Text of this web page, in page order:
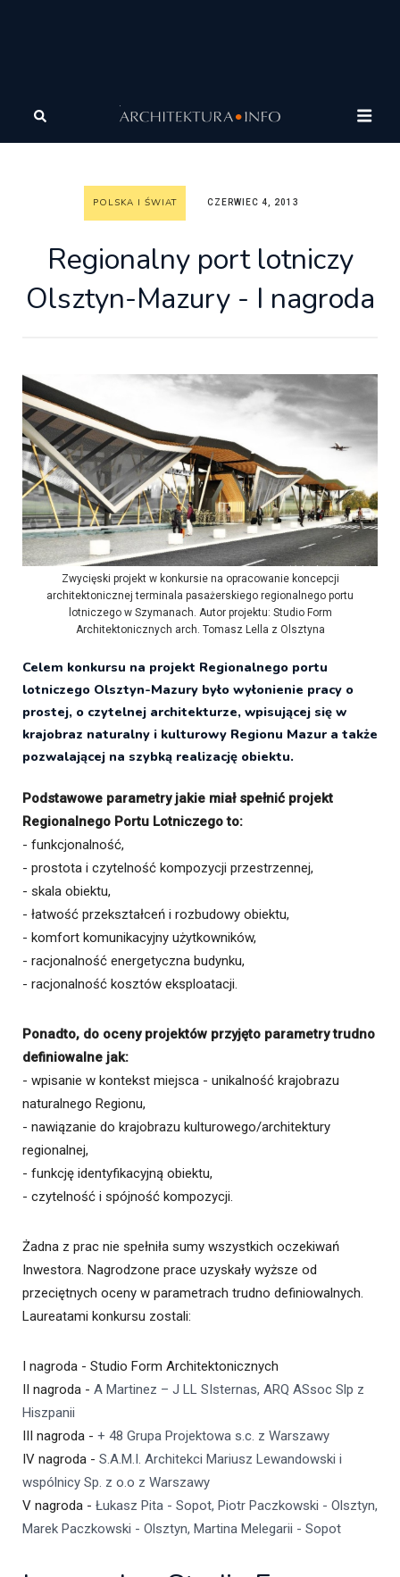
Architektura
Regionalny port lotniczy Olsztyn-Mazury - I nagroda
POLSKA I ŚWIAT CZERWIEC 4, 2013
Regionalny port lotniczy
Olsztyn-Mazury - I nagroda
Zwycięski projekt w konkursie na opracowanie koncepcji
architektonicznej terminala pasażerskiego regionalnego portu
lotniczego w Szymanach. Autor projektu: Studio Form
Architektonicznych arch. Tomasz Lella z Olsztyna
Celem konkursu na projekt Regionalnego portu
lotniczego Olsztyn-Mazury było wyłonienie pracy o
prostej, o czytelnej architekturze, wpisującej się w
krajobraz naturalny i kulturowy Regionu Mazur a także
pozwalającej na szybką realizację obiektu.
Podstawowe parametry jakie miał spełnić projekt
Regionalnego Portu Lotniczego to:
- funkcjonalność,
- prostota i czytelność kompozycji przestrzennej,
- skala obiektu,
- łatwość przekształceń i rozbudowy obiektu,
- komfort komunikacyjny użytkowników,
- racjonalność energetyczna budynku,
- racjonalność kosztów eksploatacji.
Ponadto, do oceny projektów przyjęto parametry trudno
definiowalne jak:
- wpisanie w kontekst miejsca - unikalność krajobrazu
naturalnego Regionu,
- nawiązanie do krajobrazu kulturowego/architektury
regionalnej,
- funkcję identyfikacyjną obiektu,
- czytelność i spójność kompozycji.
Żadna z prac nie spełniła sumy wszystkich oczekiwań
Inwestora. Nagrodzone prace uzyskały wyższe od
przeciętnych oceny w parametrach trudno definiowalnych.
Laureatami konkursu zostali:
I nagroda - Studio Form Architektonicznych
II nagroda - A Martinez – J LL SIsternas, ARQ ASsoc Slp z
Hiszpanii
III nagroda - + 48 Grupa Projektowa s.c. z Warszawy
IV nagroda - S.A.M.I. Architekci Mariusz Lewandowski i
wspólnicy Sp. z o.o z Warszawy
V nagroda - Łukasz Pita - Sopot, Piotr Paczkowski - Olsztyn,
Marek Paczkowski - Olsztyn, Martina Melegarii - Sopot